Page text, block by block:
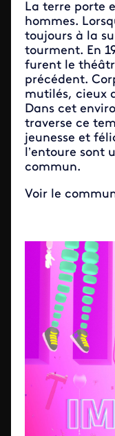
La terre porte
hommes.
toujours à la
tourment. En
furent le
précédent.
mutilés, cieux
Dans cet
traverse ce
jeunesse et
l’entoure sont
commun.
Voir le